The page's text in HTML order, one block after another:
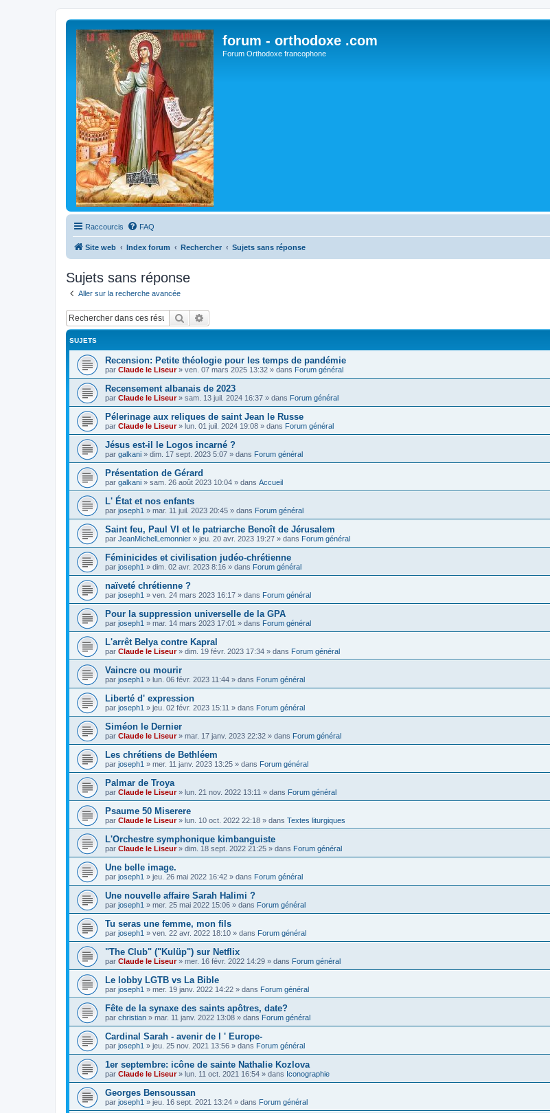
forum - orthodoxe .com
Forum Orthodoxe francophone
Raccourcis FAQ
Site web Index forum Rechercher Sujets sans réponse
Sujets sans réponse
Aller sur la recherche avancée
Rechercher
SUJETS
Recension: Petite théologie pour les temps de pandémie
par Claude le Liseur» ven. 07 mars 2025 13:32 » dans Forum général
Recensement albanais de 2023
par Claude le Liseur» sam. 13 juil. 2024 16:37 » dans Forum général
Pélerinage aux reliques de saint Jean le Russe
par Claude le Liseur» lun. 01 juil. 2024 19:08 » dans Forum général
Jésus est-il le Logos incarné ?
par galkani » dim. 17 sept. 2023 5:07 » dans Forum général
Présentation de Gérard
par galkani » sam. 26 août 2023 10:04 » dans Accueil
L' État et nos enfants
par joseph1 » mar. 11 juil. 2023 20:45 » dans Forum général
Saint feu, Paul VI et le patriarche Benoît de Jérusalem
par JeanMichelLemonnier » jeu. 20 avr. 2023 19:27 » dans Forum général
Féminicides et civilisation judéo-chrétienne
par joseph1 » dim. 02 avr. 2023 8:16 » dans Forum général
naïveté chrétienne ?
par joseph1 » ven. 24 mars 2023 16:17 » dans Forum général
Pour la suppression universelle de la GPA
par joseph1 » mar. 14 mars 2023 17:01 » dans Forum général
L'arrêt Belya contre Kapral
par Claude le Liseur» dim. 19 févr. 2023 17:34 » dans Forum général
Vaincre ou mourir
par joseph1 » lun. 06 févr. 2023 11:44 » dans Forum général
Liberté d' expression
par joseph1 » jeu. 02 févr. 2023 15:11 » dans Forum général
Siméon le Dernier
par Claude le Liseur» mar. 17 janv. 2023 22:32 » dans Forum général
Les chrétiens de Bethléem
par joseph1 » mer. 11 janv. 2023 13:25 » dans Forum général
Palmar de Troya
par Claude le Liseur» lun. 21 nov. 2022 13:11 » dans Forum général
Psaume 50 Miserere
par Claude le Liseur» lun. 10 oct. 2022 22:18 » dans Textes liturgiques
L'Orchestre symphonique kimbanguiste
par Claude le Liseur» dim. 18 sept. 2022 21:25 » dans Forum général
Une belle image.
par joseph1 » jeu. 26 mai 2022 16:42 » dans Forum général
Une nouvelle affaire Sarah Halimi ?
par joseph1 » mer. 25 mai 2022 15:06 » dans Forum général
Tu seras une femme, mon fils
par joseph1 » ven. 22 avr. 2022 18:10 » dans Forum général
"The Club" ("Kulüp") sur Netflix
par Claude le Liseur» mer. 16 févr. 2022 14:29 » dans Forum général
Le lobby LGTB vs La Bible
par joseph1 » mer. 19 janv. 2022 14:22 » dans Forum général
Fête de la synaxe des saints apôtres, date?
par christian » mar. 11 janv. 2022 13:08 » dans Forum général
Cardinal Sarah - avenir de l ' Europe-
par joseph1 » jeu. 25 nov. 2021 13:56 » dans Forum général
1er septembre: icône de sainte Nathalie Kozlova
par Claude le Liseur» lun. 11 oct. 2021 16:54 » dans Iconographie
Georges Bensoussan
par joseph1 » jeu. 16 sept. 2021 13:24 » dans Forum général